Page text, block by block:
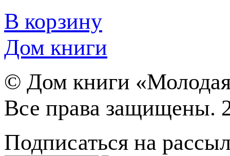
В корзину
Дом книги
© Дом книги
Все права защищены.
Подписаться на